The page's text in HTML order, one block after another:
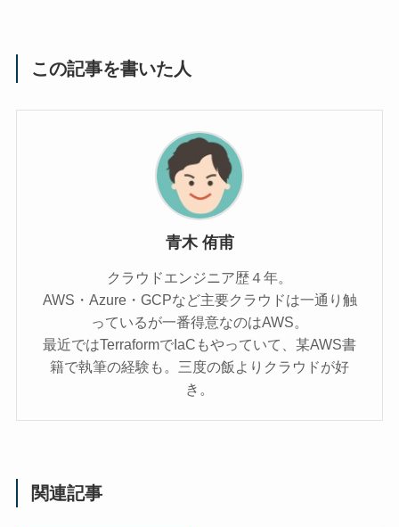
この記事を書いた人
青木 侑甫
クラウドエンジニア歴４年。
AWS・Azure・GCPなど主要クラウドは一通り触
っているが一番得意なのはAWS。
最近ではTerraformでIaCもやっていて、某AWS書
籍で執筆の経験も。三度の飯よりクラウドが好
き。
関連記事